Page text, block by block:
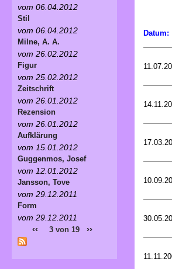
Datum:
vom 06.04.2012
Stil
vom 06.04.2012
Milne, A. A.
vom 26.02.2012
Figur
vom 25.02.2012
Zeitschrift
vom 26.01.2012
Rezension
vom 26.01.2012
Aufklärung
vom 15.01.2012
Guggenmos, Josef
vom 12.01.2012
Jansson, Tove
vom 29.12.2011
Form
vom 29.12.2011
‹‹ 3 von 19 ››